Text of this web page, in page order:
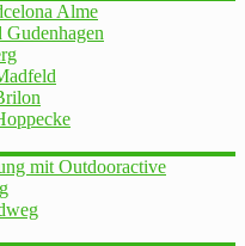
Alme
mit Outdooractive